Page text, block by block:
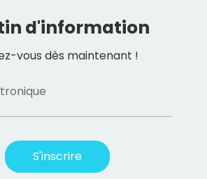
d'information
vous dès maintenant !
S'inscrire